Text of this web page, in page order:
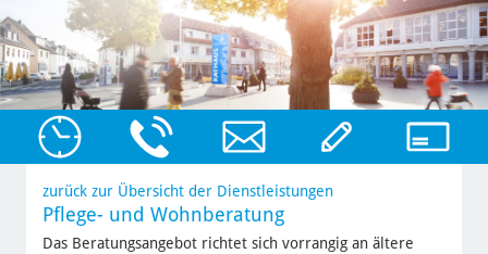
zurück zur Übersicht der Dienstleistungen
Pflege- und Wohnberatung
Das Beratungsangebot richtet sich vorrangig an ältere